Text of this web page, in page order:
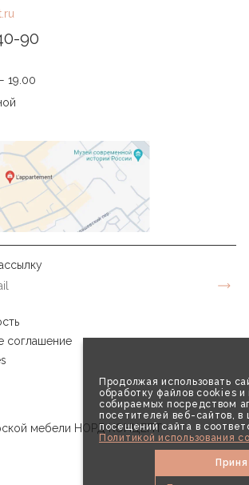
Продолжая использовать
обработку файлов cookies и
собираемых посредством
посетителей веб-сайтов, в
посещений сайта в
Политикой использования
90
19.00
соглашение
мебели НОРД КОНЦЕПТ